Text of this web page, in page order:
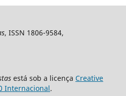
, ISSN 1806-9584,
está sob a licença Creative
Internacional.